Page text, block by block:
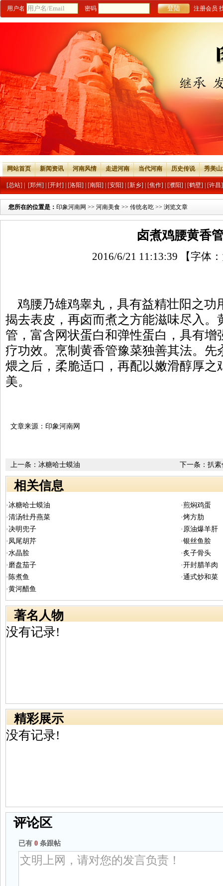
用户名 密码 注册会员
网站首页 新闻资讯 河南风情 走进河南 当代河南 历史传说 秀美
[总站] [郑州] [开封] [洛阳] [南阳] [安阳] [新乡] [焦作] [濮阳] [鹤壁] [许昌]
您所在的位置是： 印象河南网 >> 河南美食 >> 传统名吃 >> 浏览文章
卤煮鸡腰黄香
2016/6/21 11:13:39 【字体：
鸡腰乃雄鸡睾丸，具有益精壮阳之功
揭去表皮，再卤而煮之方能滋味尽入。
管，富含网状蛋白和弹性蛋白，具有增
疗功效。烹制黄香管豫菜独善其法。先
煨之后，柔脆适口，再配以嫩滑醇厚之
美。
文章来源：印象河南网
下一条： 扒素
上一条： 冰糖哈士蟆油
相关信息
·冰糖哈士蟆油
·煎焖鸡蛋
·清汤牡丹燕菜
·烤方肋
·决明兜子
·原油爆羊肝
·凤尾胡芹
·银丝鱼脍
·水晶脍
·炙子骨头
·磨盘茄子
·开封腊羊肉
·陈煮鱼
·通式炒和菜
·黄河醋鱼
著名人物
没有记录!
精彩展示
没有记录!
评论区
已有 0 条跟帖